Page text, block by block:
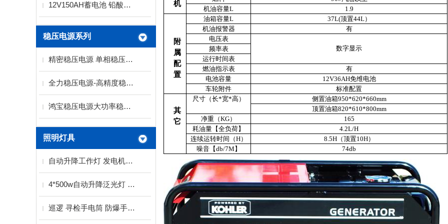
12V150AH蓄电池 铅酸免维护蓄电池
稳压电源系列
精密稳压电源 单相稳压电源 三相稳压电源厂家
全力稳压电源-高精度稳压电源系列
鸿宝稳压电源大功率稳压电源SBW系列
照明灯具
自动升降工作灯 发电机泛光灯厂家
4*500w自动升降泛光灯 2KW发电机带工作灯
巡逻 寻检手电筒 防爆手电筒
机
机油容量L
1.9
附
属
配
置
油箱容量L
37L(顶置44L）
机油报警器
有
电压表
数字显示
频率表
运行时间表
燃油指示表
有
电池容量
12V36AH免维电池
车轮附件
标准配置
其
它
尺寸（长*宽*高）
侧置油箱950*620*660mm
顶置油箱820*610*800mm
净重（KG）
165
耗油量【全负荷】
4.2L/H
连续运转时间（H）
8.5H（顶置10H）
噪音【db/7M】
74db